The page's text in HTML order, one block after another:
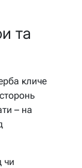
та
кличе
– на
чи